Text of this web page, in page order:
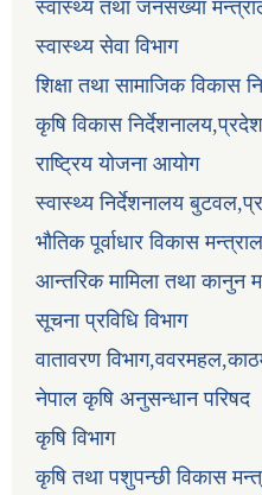
स्वास्थ्य तथा जनसंख्या
स्वास्थ्य सेवा विभाग
शिक्षा तथा सामाजिक
कृषि विकास
राष्ट्रिय योजना आयोग
स्वास्थ्य निर्देशनालय
भौतिक पूर्वाधार विकास
आन्तरिक मामिला तथा कानुन
सूचना प्रविधि विभाग
वातावरण
नेपाल कृषि अनुसन्धान परिषद
कृषि विभाग
कृषि तथा पशुपन्छी विकास